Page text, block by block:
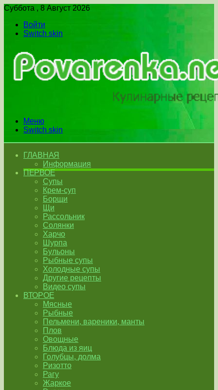
Суббота , 8 Август 2026
Войти
Switch skin
Меню
Switch skin
ГЛАВНАЯ
Информация
ПЕРВОЕ
Супы
Крем-суп
Борщи
Щи
Рассольник
Солянки
Харчо
Шурпа
Бульоны
Рыбные супы
Холодные супы
Другие рецепты
Видео супы
ВТОРОЕ
Мясные
Рыбные
Пельмени, вареники, манты
Плов
Овощные
Блюда из яиц
Голубцы, долма
Ризотто
Рагу
Жаркое